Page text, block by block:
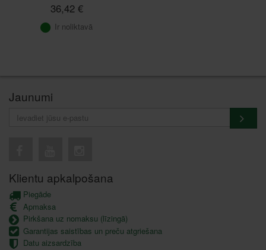
36,42 €
Ir noliktavā
Jaunumi
Klientu apkalpošana
Piegāde
Apmaksa
Pirkšana uz nomaksu (līzingā)
Garantijas saistības un preču atgriešana
Datu aizsardzība